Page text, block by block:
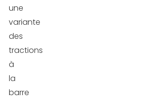
une
variante
des
tractions
à
la
barre